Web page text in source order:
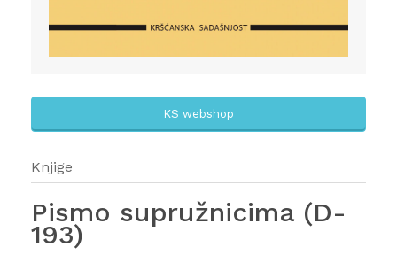
KS webshop
Knjige
Pismo supružnicima (D-
193)